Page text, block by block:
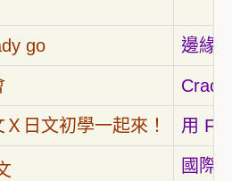
go 邊緣
日文初學一起來！ 用
國際